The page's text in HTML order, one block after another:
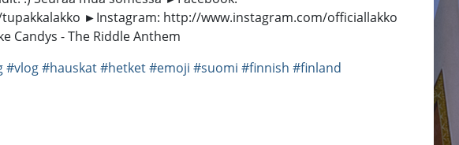
►Instagram: http://www.instagram.com/officiallakko
- The Riddle Anthem
#vlog#hauskat#hetket#emoji #suomi #finnish #finland